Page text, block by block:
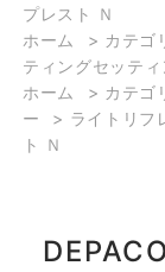
ことよりも、
しさを大切にし
す。 今回ご紹介する ライ
トリフレクテ
ンジングオイル
の汚れや古い
プレスト Ｎ
ホーム
> カテゴ
ティングセッテ
ホーム
> カテゴ
ー
> ライトリフ
ト Ｎ
DEPACO